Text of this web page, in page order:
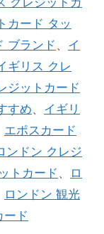
カード タッ
ブランド 、 イ
ギリス クレ
ジットカード
すめ、 イギリ
エポスカード
ンドン クレジ
トカード 、
ロ
ロンドン 観光
ード